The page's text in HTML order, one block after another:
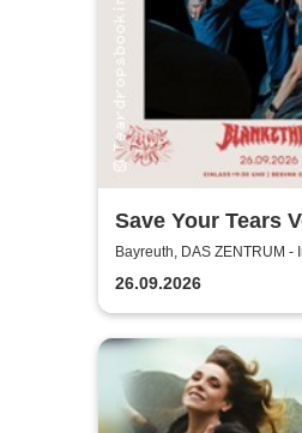
Save Your Tears
in Love, Blanket
Necklock, Glass
Bayreuth, DAS ZENTRUM -
Jugendkulturzentrum
26.09.2026